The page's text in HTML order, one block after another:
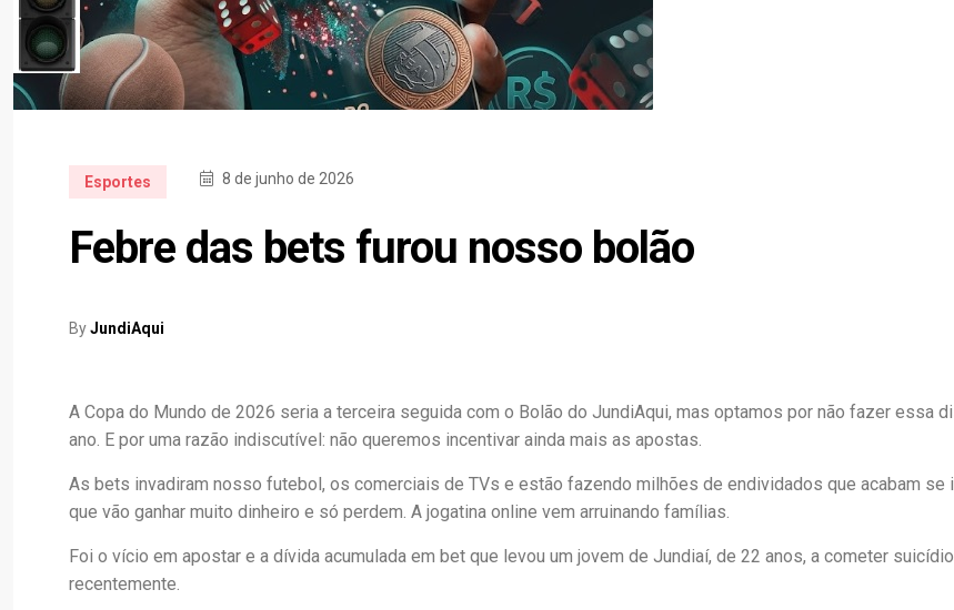
Esportes 8 de junho de 2026
Febre das bets furou nosso bolão
ByJundiAqui
A Copa do Mundo de 2026 seria a terceira seguida com o Bolão do JundiAqui, mas optamos por não fazer essa
ano. E por uma razão indiscutível: não queremos incentivar ainda mais as apostas.
As bets invadiram nosso futebol, os comerciais de TVs e estão fazendo milhões de endividados que acabam se
que vão ganhar muito dinheiro e só perdem. A jogatina online vem arruinando famílias.
Foi o vício em apostar e a dívida acumulada em bet que levou um jovem de Jundiaí, de 22 anos, a cometer suicídio
recentemente.